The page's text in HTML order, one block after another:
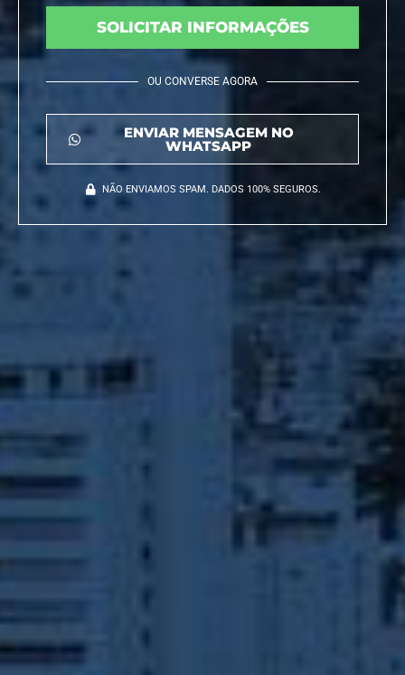
SOLICITAR INFORMAÇÕES
OU CONVERSE AGORA
ENVIAR MENSAGEM NO
WHATSAPP
NÃO ENVIAMOS SPAM. DADOS 100% SEGUROS.